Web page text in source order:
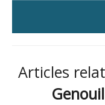
Articles